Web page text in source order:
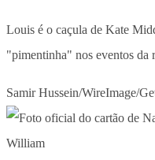
Louis é o caçula de Kate
"pimentinha" nos eventos da
Samir Hussein/WireImage/